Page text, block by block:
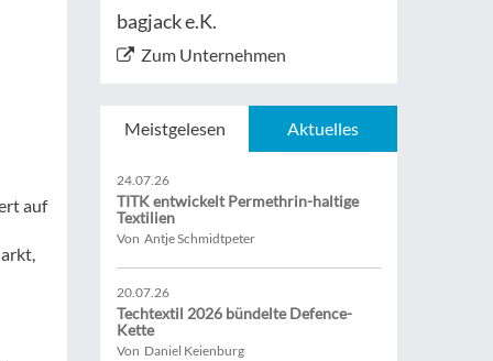
auf
bagjack e.K.
Zum Unternehmen
Meistgelesen Aktuelles
24.07.26
TITK entwickelt Permethrin-haltige
Textilien
Von Antje Schmidtpeter
20.07.26
Techtextil 2026 bündelte Defence-
Kette
Von Daniel Keienburg